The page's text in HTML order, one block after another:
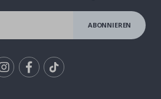
ABONNIEREN